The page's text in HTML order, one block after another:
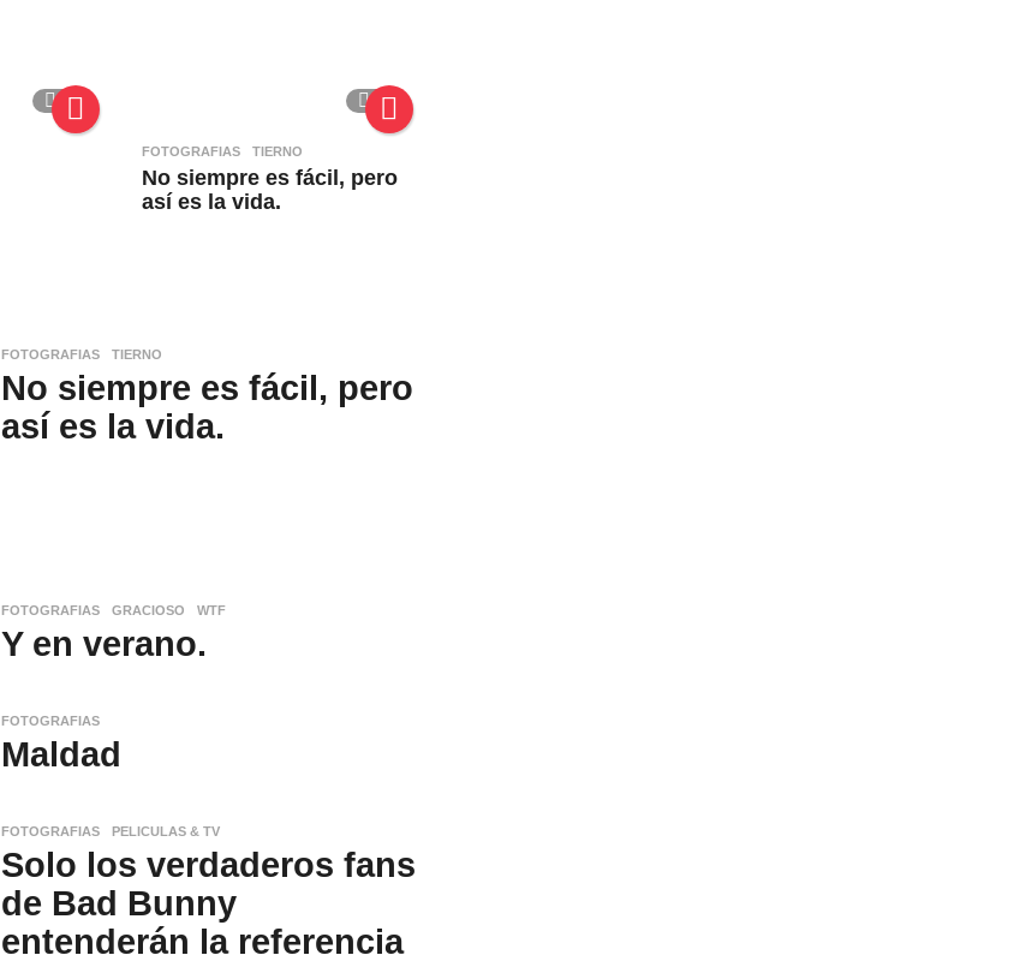
0 0
FOTOGRAFIAS ,TIERNO
No siempre es fácil, pero
así es la vida.
FOTOGRAFIAS ,TIERNO
No siempre es fácil, pero
así es la vida.
FOTOGRAFIAS ,GRACIOSO ,WTF
Y en verano.
FOTOGRAFIAS
Maldad
FOTOGRAFIAS ,PELICULAS & TV
Solo los verdaderos fans
de Bad Bunny
entenderán la referencia